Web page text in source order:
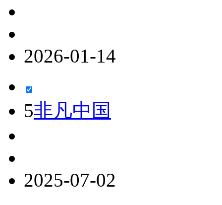
2026-01-14
5非凡中国
2025-07-02